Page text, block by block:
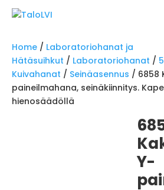
Home / Laboratoriohanat ja
Hätäsuihkut / Laboratoriohanat /
Kuivahanat / Seinäasennus / 6858
paineilmahana, seinäkiinnitys.
hienosäädöllä
Y-